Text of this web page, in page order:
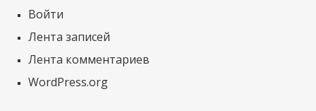
Войти
Лента записей
Лента комментариев
WordPress.org